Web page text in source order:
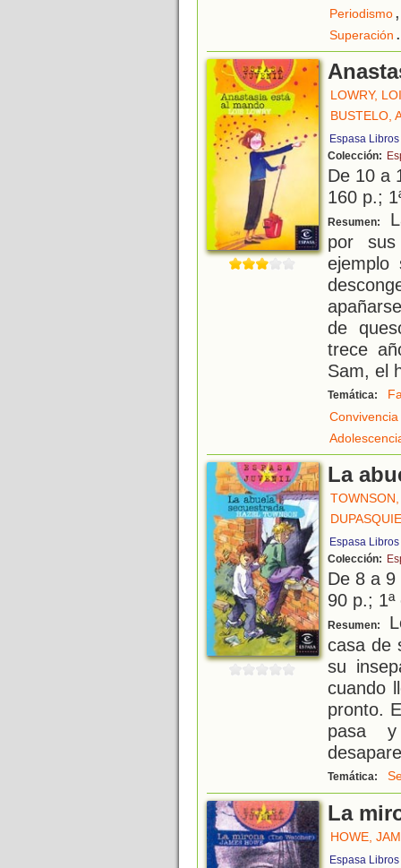
Periodismo,
Superación .
LOWRY,
BUSTELO,
Espasa Libros
Colección:
De 10 a
160 p.;
Resumen:
por
de
trece
Sam, el
Temática:
Convivencia
La
Espasa Libros
Colección:
De 8 a
90 p.;
Resumen:
casa de
su
cuando
pronto.
pasa
Temática:
La
HOWE,
Espasa Libros